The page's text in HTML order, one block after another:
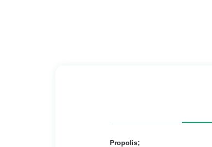
Propolis;